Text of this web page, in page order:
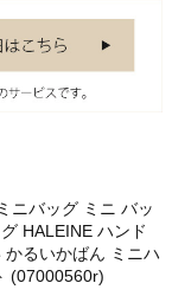
ニバッグ ミニ バッ
HALEINE ハンド
るいかばん ミニハ
(07000560r)